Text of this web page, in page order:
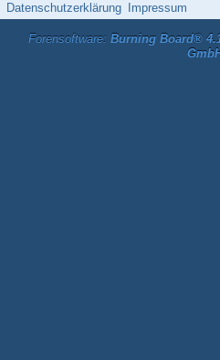
Datenschutzerklärung Impressum
Forensoftware: Burning Board®